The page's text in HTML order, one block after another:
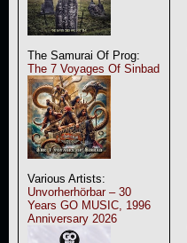
The Samurai Of Prog:
The 7 Voyages Of Sinbad
Various Artists:
Unvorherhörbar – 30
Years GO MUSIC, 1996
Anniversary 2026